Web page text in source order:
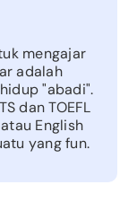
mengajar
adalah
"abadi".
dan TOEFL
English
yang fun.